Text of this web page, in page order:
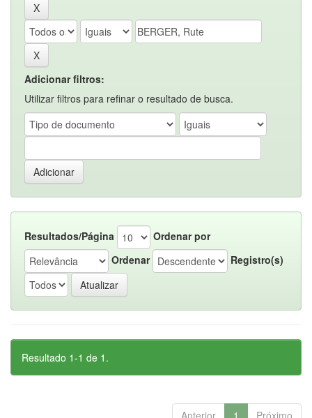
Adicionar filtros:
Utilizar filtros para refinar o resultado de busca.
Resultados/Página
Ordenar por
Ordenar
Registro(s)
Resultado 1-1 de 1.
Anterior 1 Próximo